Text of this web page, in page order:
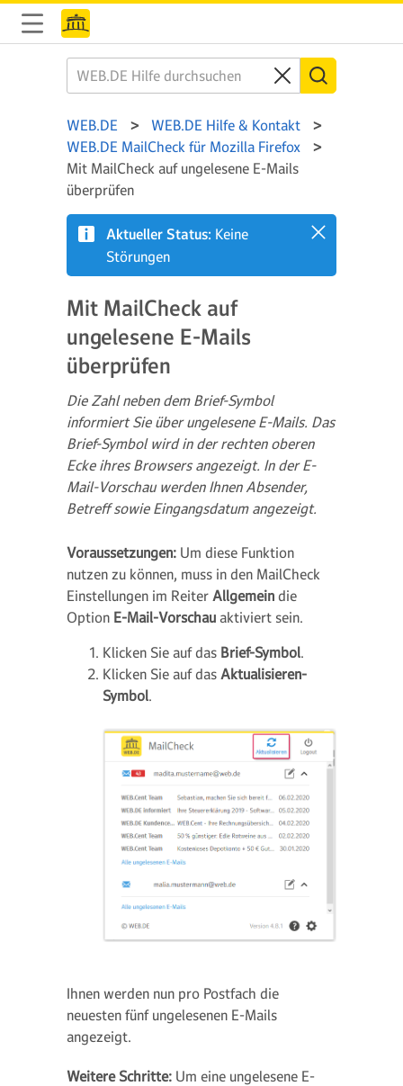
WEB.DE
WEB.DE Hilfe & Kontakt
WEB.DE MailCheck für Mozilla Firefox
Mit MailCheck auf ungelesene E-Mails
überprüfen
Aktueller Status: Keine
Störungen
Mit MailCheck auf
ungelesene E-Mails
überprüfen
Die Zahl neben dem Brief-Symbol
informiert Sie über ungelesene E-Mails. Das
Brief-Symbol wird in der rechten oberen
Ecke ihres Browsers angezeigt. In der E-
Mail-Vorschau werden Ihnen Absender,
Betreff sowie Eingangsdatum angezeigt.
Voraussetzungen: Um diese Funktion
nutzen zu können, muss in den MailCheck
Einstellungen im Reiter Allgemein die
Option E-Mail-Vorschau aktiviert sein.
Klicken Sie auf das Brief-Symbol.
Klicken Sie auf das Aktualisieren-
Symbol.
Ihnen werden nun pro Postfach die
neuesten fünf ungelesenen E-Mails
angezeigt.
Weitere Schritte: Um eine ungelesene E-